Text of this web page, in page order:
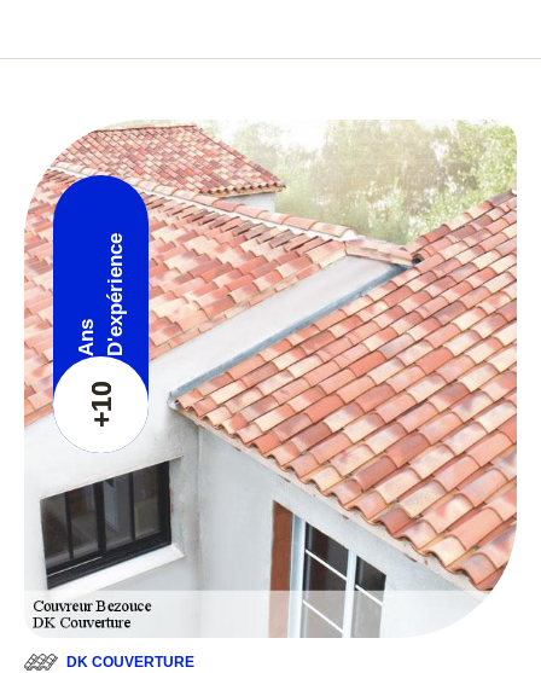
+10
Ans D'expérience
DK COUVERTURE